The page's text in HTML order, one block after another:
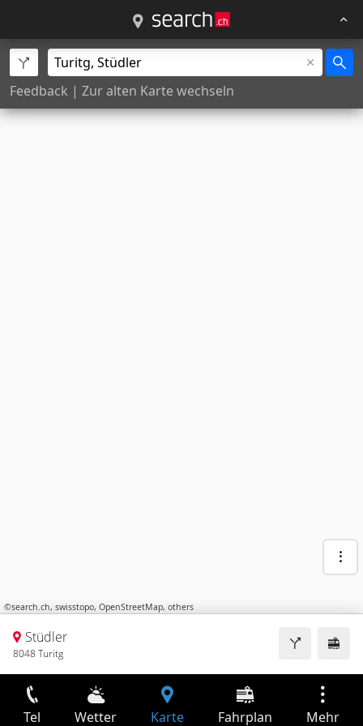
Feedback | Zur alten Karte wechseln
©search.ch, swisstopo, OpenStreetMap, others
Stüdler
8048 Turitg
Tel Wetter Karte Fahrplan Mehr